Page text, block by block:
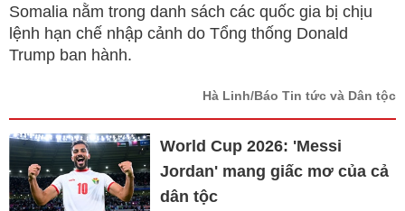
Somalia nằm trong danh sách các quốc gia bị chịu
lệnh hạn chế nhập cảnh do Tổng thống Donald
Trump ban hành.
Hà Linh/Báo Tin tức và Dân tộc
World Cup 2026: 'Messi
Jordan' mang giấc mơ của cả
dân tộc